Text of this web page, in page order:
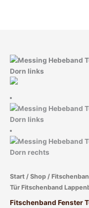
Start / Shop /
Tür Fitschenband
Fitschenband Fenster
Messing
Hebeband
Tür
Lappenband
links